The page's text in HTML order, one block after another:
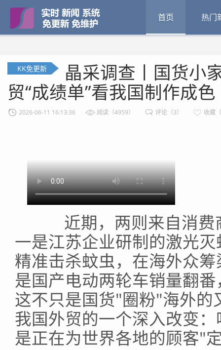
首页 热门
KK免更新
晶采调查丨国货小
贸“成绩单”看我国制作成色
2026-06-11 16:13:36 阅读（4959） 评论（3） 收藏
近期，两则来自消费
一是江苏企业研制的激光
精准击杀蚊虫，在海外众
是国产电动两轮车销量翻
这不只是国货"圈粉"海外
我国外贸的一个深入改变
是正在为世界各地的顾客"